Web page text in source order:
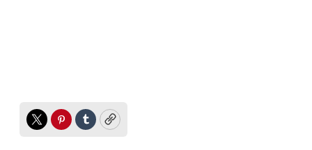
TwitterPinterest
TumblrCopy